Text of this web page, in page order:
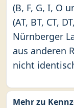
(B, F, G, I, O
(AT, BT, CT,
Nürnberger
aus anderen
nicht
Mehr zu